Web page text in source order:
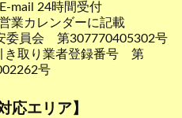
mail 24時間受付
業カレンダーに記載
委員会 第307770405302号
取り業者登録番号 第
号
応エリア】